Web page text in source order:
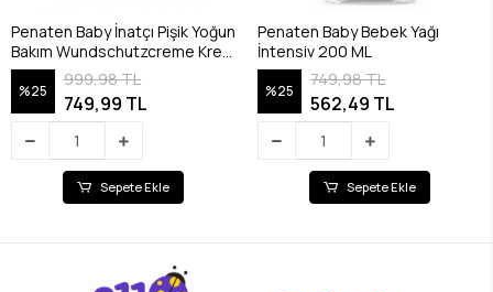
Penaten Baby İnatçı Pişik Yoğun
Bakım Wundschutzcreme Krem
200 ml
%25
999,98 TL
749,99 TL
Sepete Ekle
Penaten Baby Bebek Yağı
İntensiv 200 ML
%25
749,98 TL
562,49 TL
Sepete Ekle